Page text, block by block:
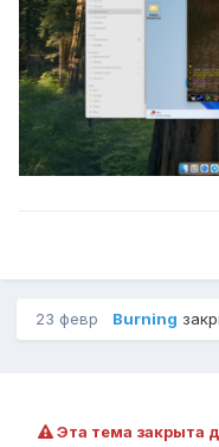
23 февр Burning
Эта тема закрыта